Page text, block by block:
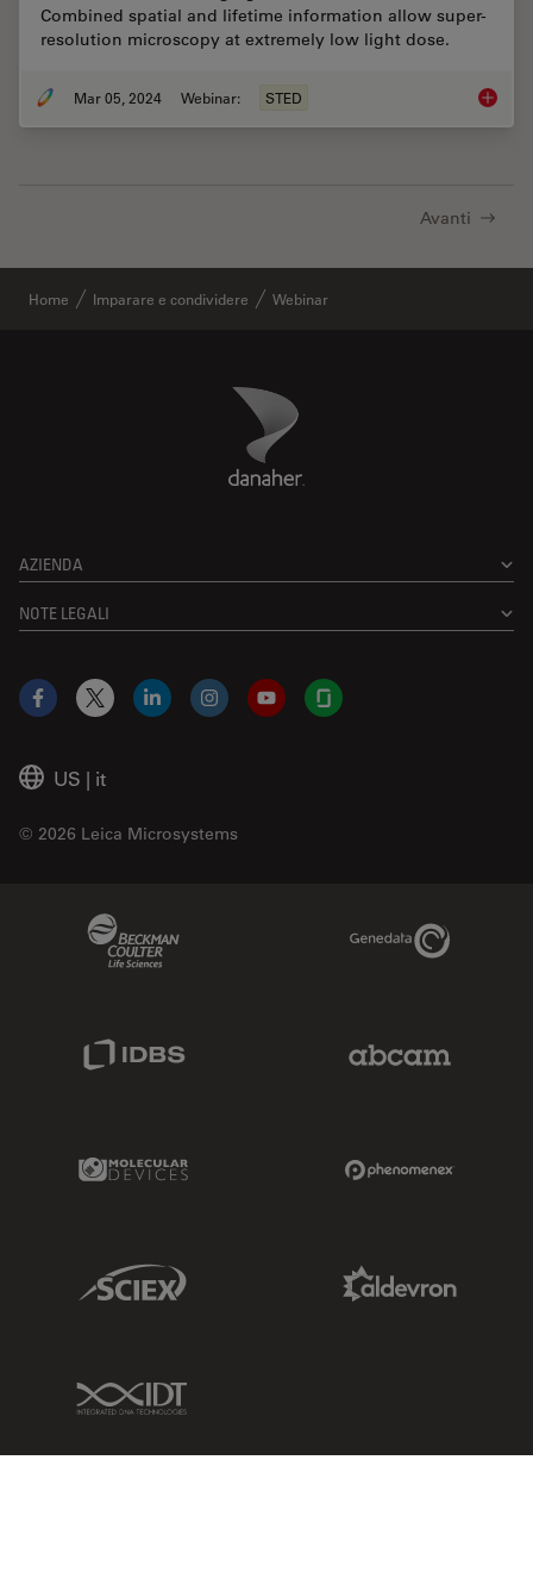
Combined spatial and lifetime information allow super-
resolution microscopy at extremely low light dose.
Mar 05, 2024 Webinar: STED
Avanti
Home Imparare e condividere Webinar
Danaher Logo
AZIENDA
NOTE LEGALI
US | it
© 2026 Leica Microsystems
Facebook
X LinkedInInstagramYouTubeGlassdoor
Genedata Link
Molecular Devices Link
Sciex Link
IDT Link